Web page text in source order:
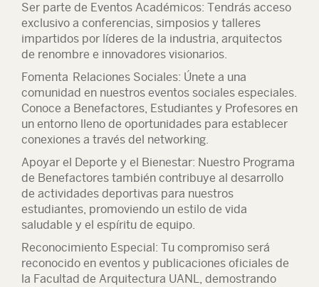
Ser parte de Eventos Académicos: Tendrás acceso
exclusivo a conferencias, simposios y talleres
impartidos por líderes de la industria, arquitectos
de renombre e innovadores visionarios.
Fomenta Relaciones Sociales: Únete a una
comunidad en nuestros eventos sociales especiales.
Conoce a Benefactores, Estudiantes y Profesores en
un entorno lleno de oportunidades para establecer
conexiones a través del networking.
Apoyar el Deporte y el Bienestar: Nuestro Programa
de Benefactores también contribuye al desarrollo
de actividades deportivas para nuestros
estudiantes, promoviendo un estilo de vida
saludable y el espíritu de equipo.
Reconocimiento Especial: Tu compromiso será
reconocido en eventos y publicaciones oficiales de
la Facultad de Arquitectura UANL, demostrando